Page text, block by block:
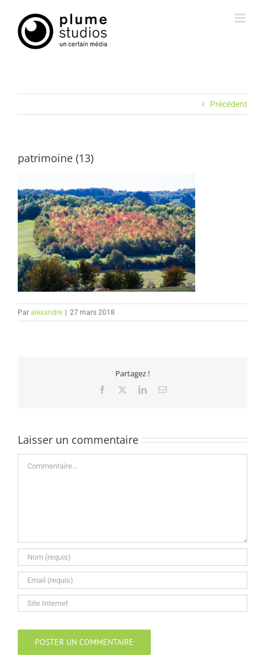
contenu
Précédent
patrimoine (13)
Par alexandre 27 mars 2018
Partagez !
Facebook LinkedIn
Laisser un commentaire